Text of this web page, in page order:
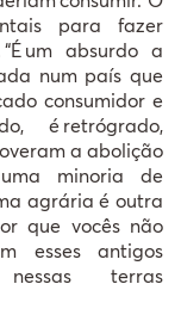
para fazer
“Éum absurdo a
num país que
consumidor e
é retrógrado,
a abolição
uma minoria de
agráriaé outra
que vocês não
esses antigos
terras